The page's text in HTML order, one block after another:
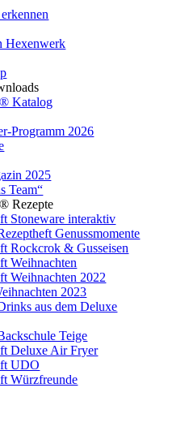
Hexenwerk
Katalog
Programm 2026
2025
Team“
Rezepte
Stoneware interaktiv
Genussmomente
Rockcrok & Gusseisen
Weihnachten
Weihnachten 2022
2023
aus dem Deluxe
Teige
Deluxe Air Fryer
UDO
Würzfreunde